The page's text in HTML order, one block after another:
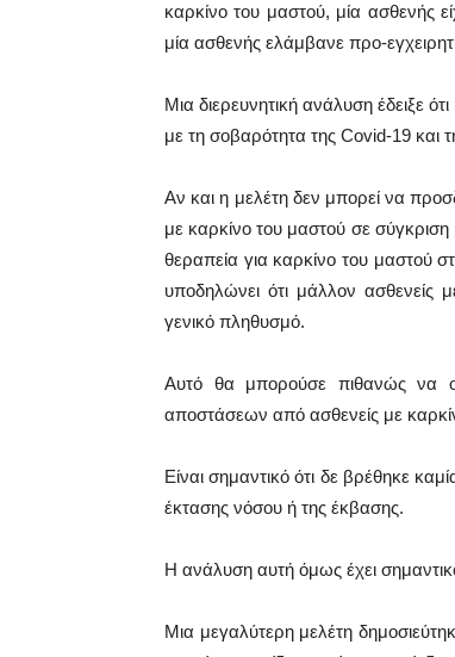
καρκίνο του μαστού, μία ασθενής
μία ασθενής ελάμβανε προ-
Μια διερευνητική ανάλυση έδειξε
με τη σοβαρότητα της Covid-19 και
Αν και η μελέτη δεν μπορεί να
με καρκίνο του μαστού σε
θεραπεία για καρκίνο του μαστού
υποδηλώνει ότι μάλλον ασθενείς
γενικό πληθυσμό.
Αυτό θα μπορούσε πιθανώς να
αποστάσεων από ασθενείς με
Είναι σημαντικό ότι δε βρέθηκε
έκτασης νόσου ή της έκβασης.
Η ανάλυση αυτή όμως έχει
Μια μεγαλύτερη μελέτη